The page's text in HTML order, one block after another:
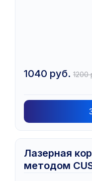
1040 руб. 1200
Лазерная
методом